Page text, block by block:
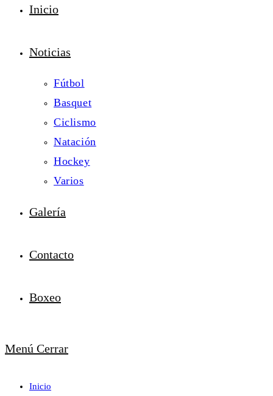
Inicio
Noticias
Fútbol
Basquet
Ciclismo
Natación
Hockey
Varios
Galería
Contacto
Boxeo
Menú Cerrar
Inicio